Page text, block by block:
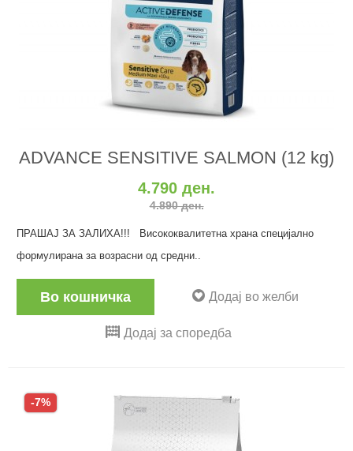
ADVANCE SENSITIVE SALMON (12 kg)
4.790 ден.
4.890 ден.
ПРАШАЈ ЗА ЗАЛИХА!!! Висококвалитетна храна специјално
формулирана за возрасни од средни..
Во кошничка Додај во желби
Додај за споредба
-7%